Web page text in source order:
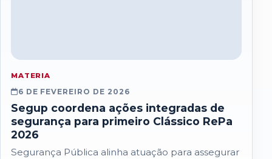
MATERIA
6 DE FEVEREIRO DE 2026
Segup coordena ações integradas de
segurança para primeiro Clássico RePa
2026
Segurança Pública alinha atuação para assegurar